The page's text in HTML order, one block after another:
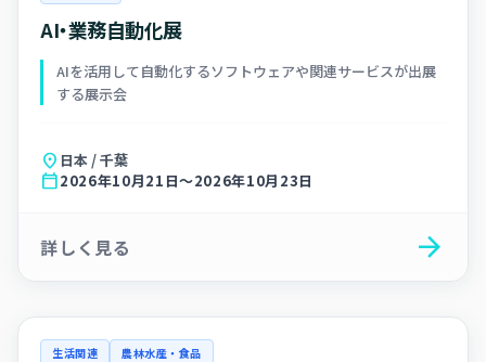
AI・業務自動化展
AIを活用して自動化するソフトウェアや関連サービスが出展
する展示会
location_on 日本 / 千葉
calendar_today2026年10月21日～2026年10月23日
詳しく見る arrow_forward
生活関連 農林水産・食品